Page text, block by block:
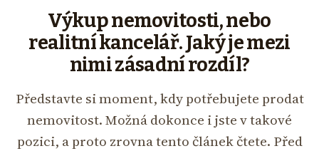
Výkup nemovitosti, nebo
realitní kancelář. Jaký je mezi
nimi zásadní rozdíl?
Představte si moment, kdy potřebujete prodat
nemovitost. Možná dokonce i jste v takové
pozici, a proto zrovna tento článek čtete. Před